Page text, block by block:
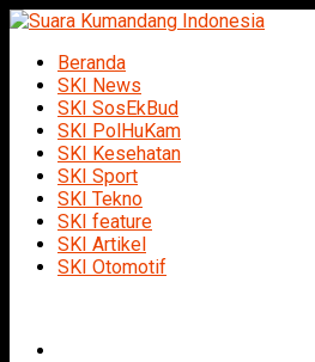
Beranda
SKI News
SKI SosEkBud
SKI PolHuKam
SKI Kesehatan
SKI Sport
SKI Tekno
SKI feature
SKI Artikel
SKI Otomotif